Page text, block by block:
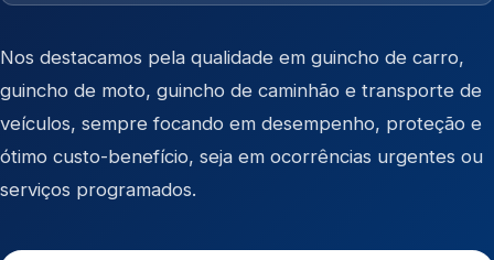
Nos destacamos pela qualidade em guincho de carro,
guincho de moto, guincho de caminhão e transporte de
veículos, sempre focando em desempenho, proteção e
ótimo custo-benefício, seja em ocorrências urgentes ou
serviços programados.